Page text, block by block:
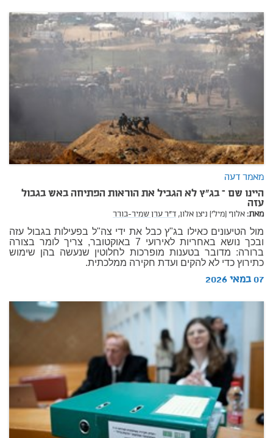
מאמר דעה
היינו שם – בג"ץ לא הגביל את הוראות הפתיחה באש בגבול
עזה
מאת:אלוף (מיל') ניצן אלון, ד"ר ערן שמיר-בורר
מול הטיעונים כאילו בג"ץ כבל את ידי צה"ל בפעילות בגבול עזה
ובכך נושא באחריות לאירועי 7 באוקטובר, צריך לומר בצורה
ברורה: מדובר בטענות מופרכות לחלוטין שנעשה בהן שימוש
כתירוץ כדי לא להקים ועדת חקירה ממלכתית.
07 במאי 2026